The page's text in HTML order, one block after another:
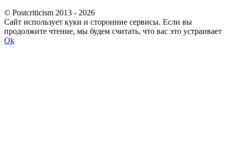
© Postcriticism 2013 - 2026
Сайт использует куки и сторонние сервисы. Если вы
продолжите чтение, мы будем считать, что вас это устраивает
Ok